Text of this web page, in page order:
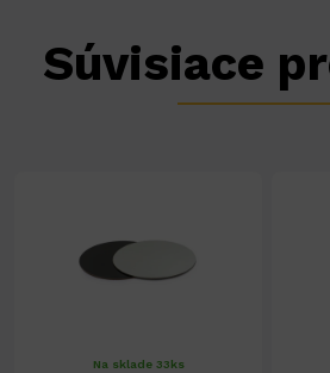
Súvisiace
Na sklade 33ks